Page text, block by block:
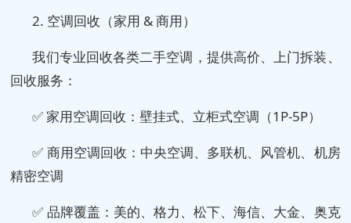
2. 空调回收（家用 & 商用）
我们专业回收各类二手空调，提供高价、上门拆装、
回收服务：
✅ 家用空调回收：壁挂式、立柜式空调（1P-5P）
✅ 商用空调回收：中央空调、多联机、风管机、机房
精密空调
✅ 品牌覆盖：美的、格力、松下、海信、大金、奥克